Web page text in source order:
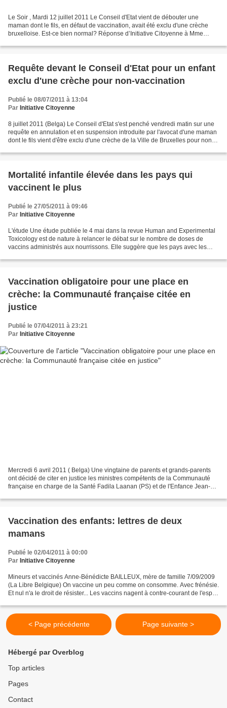
Le Soir , Mardi 12 juillet 2011 Le Conseil d'Etat vient de débouter une
maman dont le fils, en défaut de vaccination, avait été exclu d'une crèche
bruxelloise. Est-ce bien normal? Réponse d’Initiative Citoyenne à Mme
Requête devant le Conseil d'Etat pour un enfant
exclu d'une crèche pour non-vaccination
Publié le 08/07/2011 à 13:04
Par Initiative Citoyenne
8 juillet 2011 (Belga) Le Conseil d'Etat s'est penché vendredi matin sur une
requête en annulation et en suspension introduite par l'avocat d'une maman
dont le fils vient d'être exclu d'une crèche de la Ville de Bruxelles pour non-
Mortalité infantile élevée dans les pays qui
vaccinent le plus
Publié le 27/05/2011 à 09:46
Par Initiative Citoyenne
L'étude Une étude publiée le 4 mai dans la revue Human and Experimental
Toxicology est de nature à relancer le débat sur le nombre de doses de
vaccins administrés aux nourrissons. Elle suggère que les pays avec les
Vaccination obligatoire pour une place en
crèche: la Communauté française citée en
justice
Publié le 07/04/2011 à 23:21
Par Initiative Citoyenne
Mercredi 6 avril 2011 ( Belga) Une vingtaine de parents et grands-parents
ont décidé de citer en justice les ministres compétents de la Communauté
française en charge de la Santé Fadila Laanan (PS) et de l'Enfance Jean-
Vaccination des enfants: lettres de deux
mamans
Publié le 02/04/2011 à 00:00
Par Initiative Citoyenne
Mineurs et vaccinés Anne-Bénédicte BAILLEUX, mère de famille 7/09/2009
(La Libre Belgique) On vaccine un peu comme on consomme. Avec frénésie.
Et nul n'a le droit de résister... Les vaccins nagent à contre-courant de l'esprit
< Page précédente Page suivante >
Hébergé par Overblog
Top articles
Pages
Contact